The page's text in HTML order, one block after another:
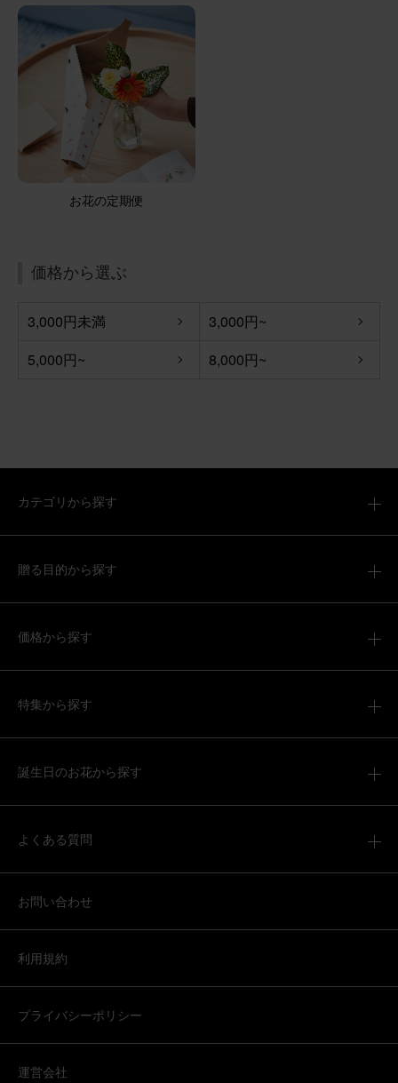
でいただきました。注文時に画像で見た通りのお花が届い
た様子だったので私は大満足です。カードも優しい文言だ
ったので入れていただきましたが、そのカードも喜んでい
ただけたようです。深夜に注文したのですがペイペイ払い
が出来てとても助かりました。また利用させていただきま
す。ありがとうございました！！
【お悔やみ・お供えの花】アレンジメント(白)Mサイズ
お悔やみ(ご遺族へ)カードカード
60代
です。 これからも宜しくお願いいたします。
【お悔やみ・お供えの花】アレンジメント(白)XSサイズ
いつもありがとうございます。
と喜んでいただけました。 また、宜しくお願いいたしま
【お悔やみ・お供えの花】アレンジメント(青・紫) Mサイ
ズ
ブルーミーユーザーさん 50代
用途：
お悔やみ
ブルーミーユーザーさん
用途：
お悔やみ
お供え
遠方に住んでいる友人へ送りしました。 喜んでもらえたよ
うです。大袈裟にならないサイズで仏壇用にちょうど良い
のではと思います。
【お悔やみ・お供えの花】アレンジメント(青・紫) Sサイ
ズ
お花の定期便
価格から選ぶ
3,000円未満
3,000円~
5,000円~
8,000円~
カテゴリから探す
贈る目的から探す
価格から探す
特集から探す
誕生日のお花から探す
よくある質問
お問い合わせ
利用規約
プライバシーポリシー
運営会社